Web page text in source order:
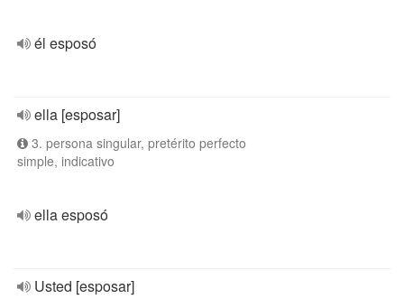
él esposó
ella [esposar]
3. persona singular, pretérito perfecto
simple, indicativo
ella esposó
Usted [esposar]